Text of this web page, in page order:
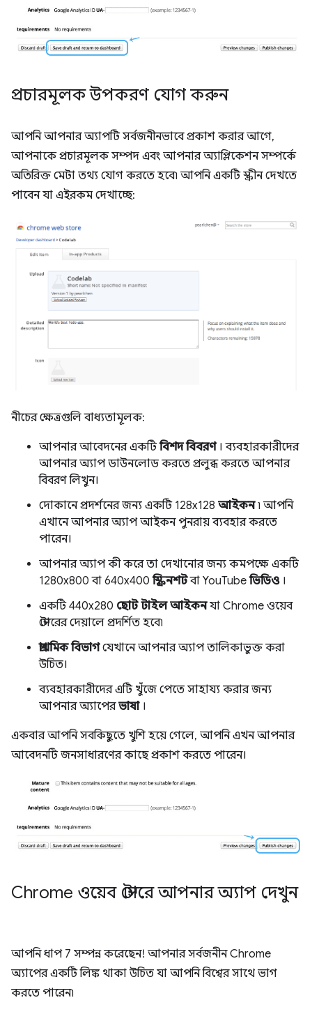
প্রচারমূলক উপকরণ যোগ করুন
আপনি আপনার অ্যাপটি সর্বজনীনভাবে প্রকাশ করার আগে,
আপনাকে প্রচারমূলক সম্পদ এবং আপনার অ্যাপ্লিকেশন সম্পর্কে
অতিরিক্ত মেটা তথ্য যোগ করতে হবে৷ আপনি একটি স্ক্রীন দেখতে
পাবেন যা এইরকম দেখাচ্ছে:
নীচের ক্ষেত্রগুলি বাধ্যতামূলক:
আপনার আবেদনের একটিবিশদ বিবরণ। ব্যবহারকারীদের
আপনার অ্যাপ ডাউনলোড করতে প্রলুব্ধ করতে আপনার
বিবরণ লিখুন।
দোকানে প্রদর্শনের জন্য একটি 128x128 আইকন৷ আপনি
এখানে আপনার অ্যাপ আইকন পুনরায় ব্যবহার করতে
পারেন।
আপনার অ্যাপ কী করে তা দেখানোর জন্য কমপক্ষে একটি
1280x800 বা 640x400স্ক্রিনশটবা YouTubeভিডিও।
একটি 440x280 ছোট টাইল আইকনযা Chrome ওয়েব
স্টোরের দেয়ালে প্রদর্শিত হবে৷
প্রাথমিক বিভাগযেখানে আপনার অ্যাপ তালিকাভুক্ত করা
উচিত।
ব্যবহারকারীদের এটি খুঁজে পেতে সাহায্য করার জন্য
আপনার অ্যাপেরভাষা।
একবার আপনি সবকিছুতে খুশি হয়ে গেলে, আপনি এখন আপনার
আবেদনটি জনসাধারণের কাছে প্রকাশ করতে পারেন।
Chrome ওয়েব স্টোরে আপনার অ্যাপ দেখুন
আপনি ধাপ 7 সম্পন্ন করেছেন! আপনার সর্বজনীন Chrome
অ্যাপের একটি লিঙ্ক থাকা উচিত যা আপনি বিশ্বের সাথে ভাগ
করতে পারেন৷